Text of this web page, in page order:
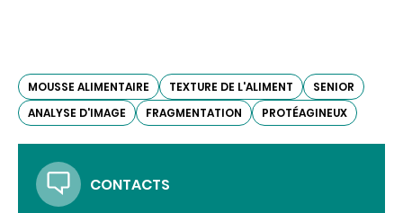
MOUSSE ALIMENTAIRE TEXTURE DE L'ALIMENT
SENIOR
ANALYSE D'IMAGE
FRAGMENTATION PROTÉAGINEUX
CONTACTS